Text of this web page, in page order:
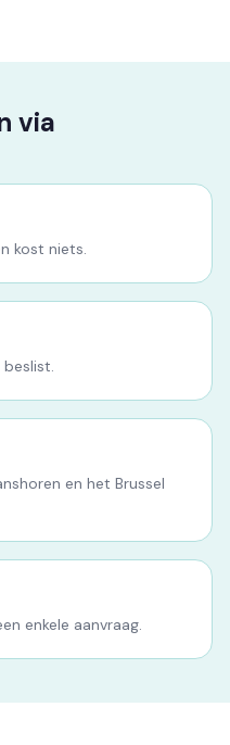
via
kost niets.
beslist.
en het Brussel
enkele aanvraag.